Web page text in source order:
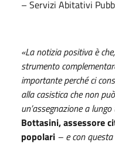
– Servizi Abitativi
«La notizia positiva è
strumento
importante perché ci
alla casistica che non
un’assegnazione a
Bottasini, assessore
popolari – e con